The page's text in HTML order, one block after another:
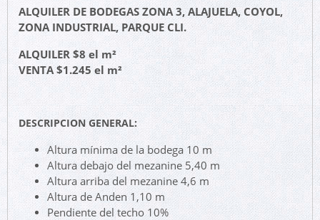
ALQUILER DE BODEGAS ZONA 3, ALAJUELA, COYOL,
ZONA INDUSTRIAL, PARQUE CLI.
ALQUILER $8 el m²
VENTA $1.245 el m²
DESCRIPCION GENERAL:
Altura mínima de la bodega 10 m
Altura debajo del mezanine 5,40 m
Altura arriba del mezanine 4,6 m
Altura de Anden 1,10 m
Pendiente del techo 10%